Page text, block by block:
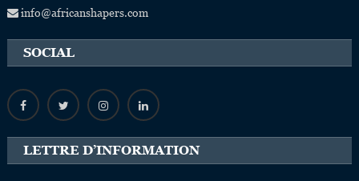
info@africanshapers.com
SOCIAL
LETTRE D’INFORMATION